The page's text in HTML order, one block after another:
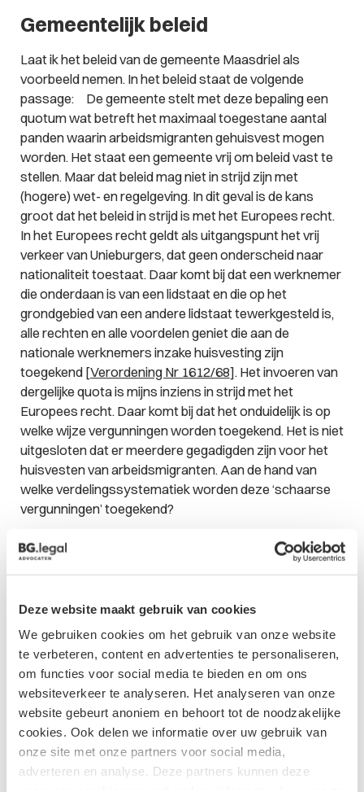
Deze website maakt gebruik van cookies
We gebruiken cookies om het gebruik van onze website
te verbeteren, content en advertenties te personaliseren,
om functies voor social media te bieden en om ons
websiteverkeer te analyseren. Het analyseren van onze
website gebeurt anoniem en behoort tot de noodzakelijke
cookies. Ook delen we informatie over uw gebruik van
onze site met onze partners voor social media,
adverteren en analyse. Deze partners kunnen deze
Gemeentelijk beleid
Laat ik het beleid van de gemeente Maasdriel als
voorbeeld nemen. In het beleid staat de volgende
passage: De gemeente stelt met deze bepaling een
quotum wat betreft het maximaal toegestane aantal
panden waarin arbeidsmigranten gehuisvest mogen
worden. Het staat een gemeente vrij om beleid vast te
stellen. Maar dat beleid mag niet in strijd zijn met
(hogere) wet- en regelgeving. In dit geval is de kans
groot dat het beleid in strijd is met het Europees recht.
In het Europees recht geldt als uitgangspunt het vrij
verkeer van Unieburgers, dat geen onderscheid naar
nationaliteit toestaat. Daar komt bij dat een werknemer
die onderdaan is van een lidstaat en die op het
grondgebied van een andere lidstaat tewerkgesteld is,
alle rechten en alle voordelen geniet die aan de
nationale werknemers inzake huisvesting zijn
toegekend [Verordening Nr 1612/68]. Het invoeren van
dergelijke quota is mijns inziens in strijd met het
Europees recht. Daar komt bij dat het onduidelijk is op
welke wijze vergunningen worden toegekend. Het is niet
uitgesloten dat er meerdere gegadigden zijn voor het
huisvesten van arbeidsmigranten. Aan de hand van
welke verdelingssystematiek worden deze ‘schaarse
vergunningen’ toegekend?
Conclusie
Hoewel meerdere gemeenten inmiddels interesse
het zeer de vraag of een quotum uiteindelijk de
gerechtelijke toets zal doorstaan. Indien op grond van
dit beleid een [exploitatie- of omgevings]vergunning
wordt geweigerd, is het raadzaam daartegen bezwaar
te maken. BG.legal volgt deze ontwikkelingenop de
voet. Wilt u meer informatie over hethuisvesten van
arbeidsmigranten? Neemt u dan contact met mij op via
boogers@bg.legal [of tel: +31 (0)88 141 08 64].